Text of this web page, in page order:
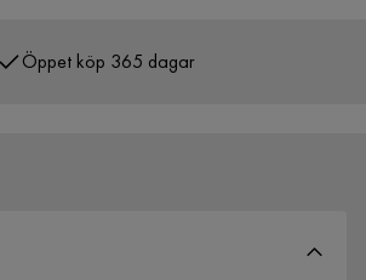
Över 400 000 nöjda kunder